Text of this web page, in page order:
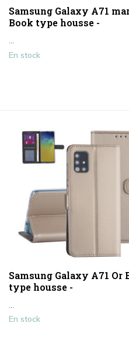
Samsung Galaxy A71
Book type housse -
En stock
Samsung Galaxy A71 Or
type housse -
En stock